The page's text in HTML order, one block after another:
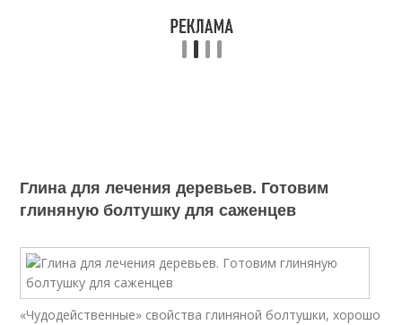
Глина для лечения деревьев. Готовим
глиняную болтушку для саженцев
«Чудодейственные» свойства глиняной болтушки, хорошо